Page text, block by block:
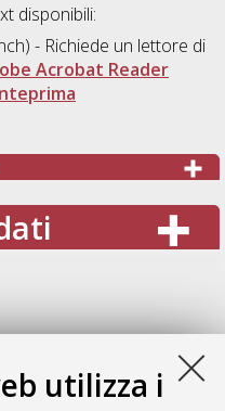
utilizza i
disponibili:
- Richiede un lettore di
Acrobat Reader